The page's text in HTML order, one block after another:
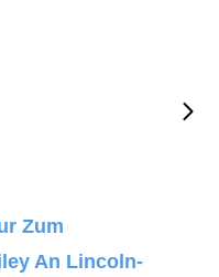
Zum
An Lincoln-